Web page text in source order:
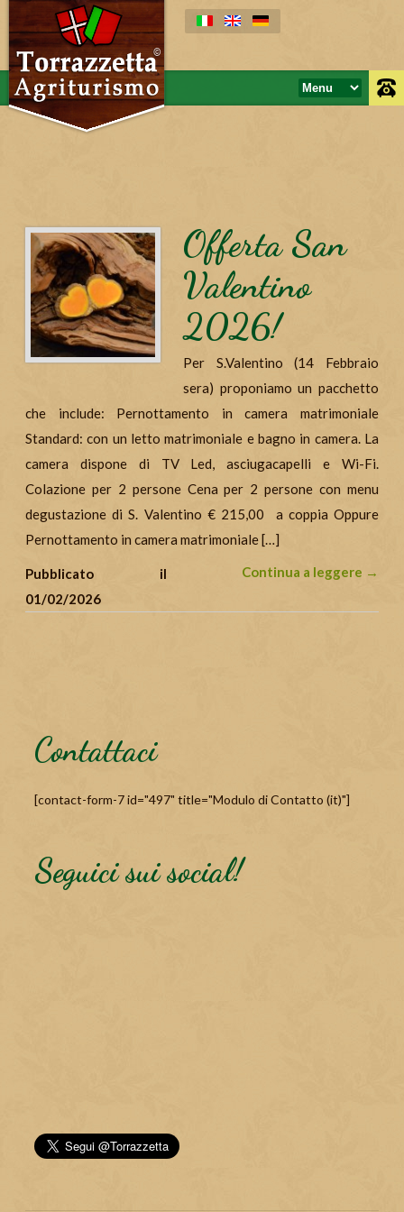
Offerta San
Valentino
2026!
Per S.Valentino (14 Febbraio
sera) proponiamo un pacchetto
che include: Pernottamento in camera matrimoniale
Standard: con un letto matrimoniale e bagno in camera. La
camera dispone di TV Led, asciugacapelli e Wi-Fi.
Colazione per 2 persone Cena per 2 persone con menu
degustazione di S. Valentino € 215,00 a coppia Oppure
Pernottamento in camera matrimoniale […]
Pubblicato il
01/02/2026
Continua a leggere →
Contattaci
[contact-form-7 id="497" title="Modulo di Contatto (it)"]
Seguici sui social!